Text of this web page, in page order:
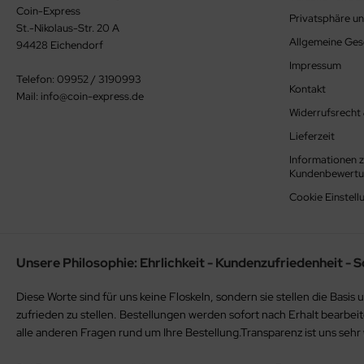
Coin-Express
St.-Nikolaus-Str. 20 A
94428 Eichendorf
Telefon: 09952 / 3190993
Mail: info@coin-express.de
Privatsphäre
Allgemeine
Impressum
Kontakt
Widerrufsrecht
Lieferzeit
Informationen
Cookie
Unsere Philosophie: Ehrlichkeit - Kundenzufriedenheit -
Diese Worte sind für uns keine Floskeln, sondern sie stellen die
zufrieden zu stellen. Bestellungen werden sofort nach Erhalt
alle anderen Fragen rund um Ihre Bestellung.Transparenz ist uns